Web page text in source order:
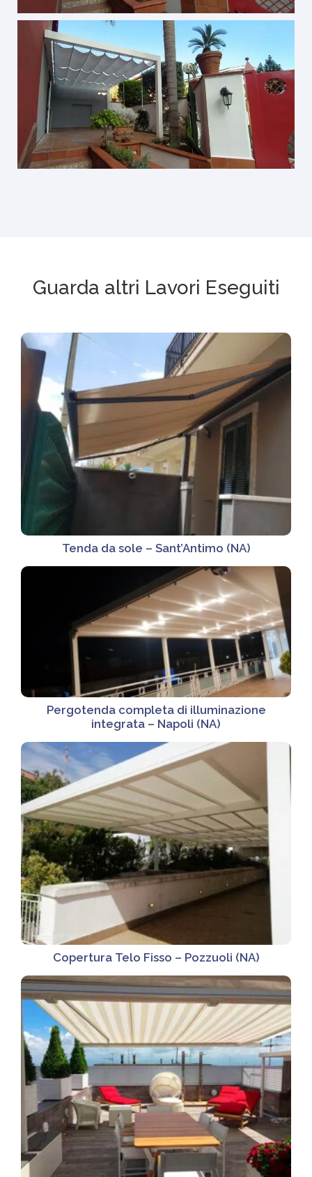
Guarda altri Lavori Eseguiti
Tenda da sole – Sant’Antimo (NA)
Pergotenda completa di illuminazione
integrata – Napoli (NA)
Copertura Telo Fisso – Pozzuoli (NA)